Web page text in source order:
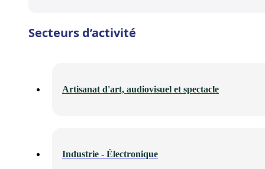
Secteurs d’activité
Artisanat d'art, audiovisuel et spectacle
Industrie - Électronique